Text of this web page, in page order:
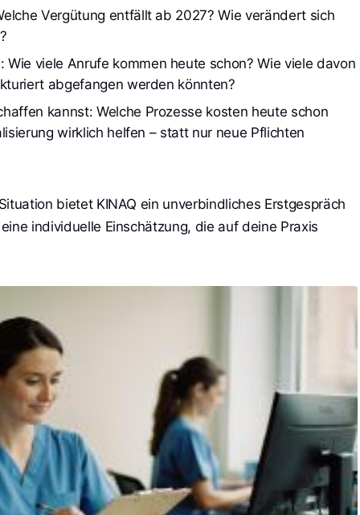
Vergütung entfällt ab 2027? Wie verändert sich
viele Anrufe kommen heute schon? Wie viele davon
abgefangen werden könnten?
kannst: Welche Prozesse kosten heute schon
wirklich helfen – statt nur neue Pflichten
bietet KINAQ ein unverbindliches Erstgespräch
individuelle Einschätzung, die auf deine Praxis